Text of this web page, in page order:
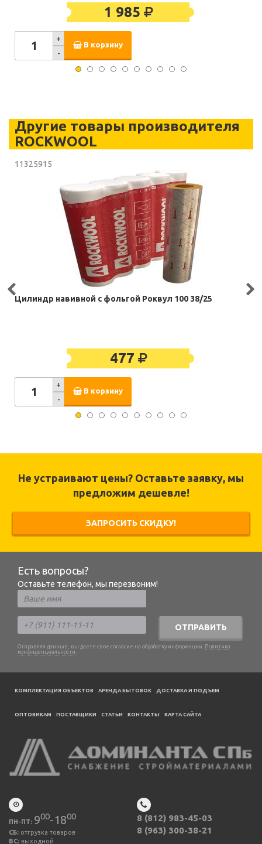
1 985
+
-
В корзину
Другие товары производителя
ROCKWOOL
11325915
Цилиндр навивной с фольгой Роквул 100 38/25
477
+
-
В корзину
Не устраивают цены? Оставьте заявку, мы
предложим дешевле!
ЗАПРОСИТЬ СКИДКУ!
Есть вопросы?
Оставьте телефон, мы перезвоним!
ОТПРАВИТЬ
Отправляя данные, вы даете свое согласие на обработку информации. Политика
конфиденциальности .
КОМПЛЕКТАЦИЯ ОБЪЕКТОВ АРЕНДА БЫТОВОК ДОСТАВКА И ПОДЪЕМ
ОПТОВИКАМ ПОСТАВЩИКИ CТАТЬИ КОНТАКТЫ КАРТА САЙТА
ПН-ПТ: 900-1800
СБ: отгрузка товаров
ВС: выходной
8 (812) 983-45-03
8 (963) 300-38-21